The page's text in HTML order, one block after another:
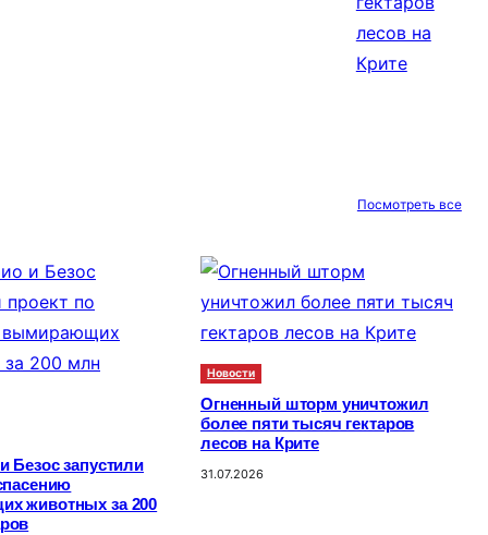
Посмотреть все
Безос запустили
животных за 200
Новости
Огненный шторм уничтожил
более пяти тысяч гектаров
лесов на Крите
31.07.2026